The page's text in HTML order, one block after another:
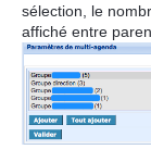
sélection, le
affiché entre